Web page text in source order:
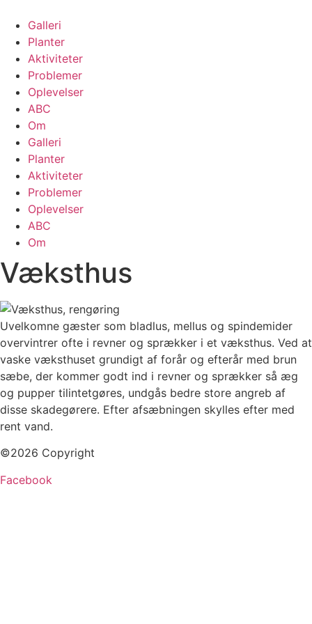
content
Galleri
Planter
Aktiviteter
Problemer
Oplevelser
ABC
Om
Galleri
Planter
Aktiviteter
Problemer
Oplevelser
ABC
Om
Væksthus
Uvelkomne gæster som bladlus, mellus og spindemider
overvintrer ofte i revner og sprækker i et væksthus. Ved at
vaske væksthuset grundigt af forår og efterår med brun
sæbe, der kommer godt ind i revner og sprækker så æg
og pupper tilintetgøres, undgås bedre store angreb af
disse skadegørere. Efter afsæbningen skylles efter med
rent vand.
©2026 Copyright
Facebook